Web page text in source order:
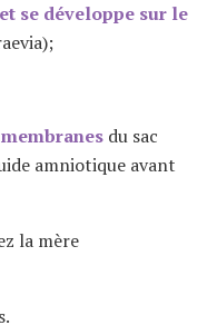
se développe sur le
du sac
amniotique avant
la mère